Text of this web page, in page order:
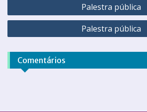
Palestra pública
Palestra pública
Comentários